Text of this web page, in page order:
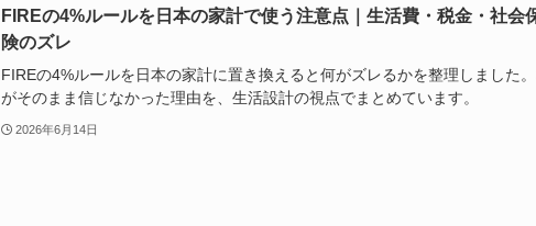
FIREの4%ルールを日本の家計で使う注意点｜生活費・税金・社会
険のズレ
FIREの4%ルールを日本の家計に置き換えると何がズレるかを整理しました
がそのまま信じなかった理由を、生活設計の視点でまとめています。
2026年6月14日